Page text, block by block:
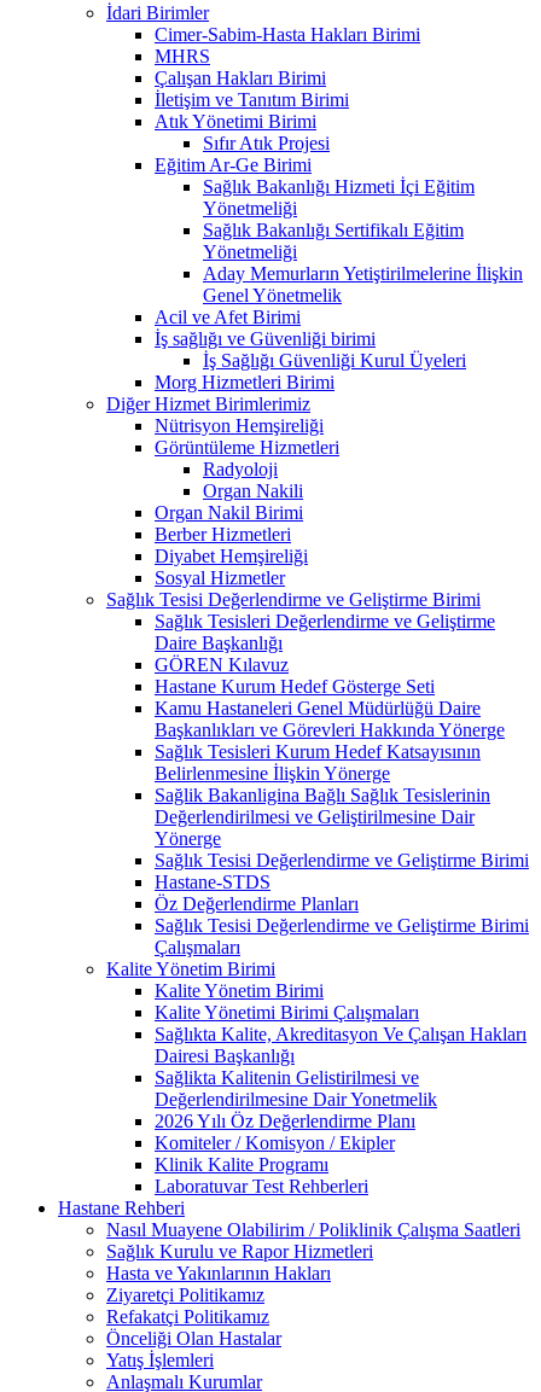
İdari Birimler
Cimer-Sabim-Hasta Hakları Birimi
MHRS
Çalışan Hakları Birimi
İletişim ve Tanıtım Birimi
Atık Yönetimi Birimi
Sıfır Atık Projesi
Eğitim Ar-Ge Birimi
Sağlık Bakanlığı Hizmeti İçi Eğitim
Yönetmeliği
Sağlık Bakanlığı Sertifikalı Eğitim
Yönetmeliği
Aday Memurların Yetiştirilmelerine İlişkin
Genel Yönetmelik
Acil ve Afet Birimi
İş sağlığı ve Güvenliği birimi
İş Sağlığı Güvenliği Kurul Üyeleri
Morg Hizmetleri Birimi
Diğer Hizmet Birimlerimiz
Nütrisyon Hemşireliği
Görüntüleme Hizmetleri
Radyoloji
Organ Nakili
Organ Nakil Birimi
Berber Hizmetleri
Diyabet Hemşireliği
Sosyal Hizmetler
Sağlık Tesisi Değerlendirme ve Geliştirme Birimi
Sağlık Tesisleri Değerlendirme ve Geliştirme
Daire Başkanlığı
GÖREN Kılavuz
Hastane Kurum Hedef Gösterge Seti
Kamu Hastaneleri Genel Müdürlüğü Daire
Başkanlıkları ve Görevleri Hakkında Yönerge
Sağlık Tesisleri Kurum Hedef Katsayısının
Belirlenmesine İlişkin Yönerge
Sağlik Bakanligina Bağlı Sağlık Tesislerinin
Değerlendirilmesi ve Geliştirilmesine Dair
Yönerge
Sağlık Tesisi Değerlendirme ve Geliştirme Birimi
Hastane-STDS
Öz Değerlendirme Planları
Sağlık Tesisi Değerlendirme ve Geliştirme Birimi
Çalışmaları
Kalite Yönetim Birimi
Kalite Yönetim Birimi
Kalite Yönetimi Birimi Çalışmaları
Sağlıkta Kalite, Akreditasyon Ve Çalışan Hakları
Dairesi Başkanlığı
Sağlikta Kalitenin Gelistirilmesi ve
Değerlendirilmesine Dair Yonetmelik
2026 Yılı Öz Değerlendirme Planı
Komiteler / Komisyon / Ekipler
Klinik Kalite Programı
Laboratuvar Test Rehberleri
Hastane Rehberi
Nasıl Muayene Olabilirim / Poliklinik Çalışma Saatleri
Sağlık Kurulu ve Rapor Hizmetleri
Hasta ve Yakınlarının Hakları
Ziyaretçi Politikamız
Refakatçi Politikamız
Önceliği Olan Hastalar
Yatış İşlemleri
Anlaşmalı Kurumlar